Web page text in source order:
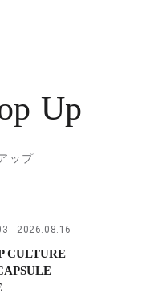
Up
ップ
2026.08.16
CULTURE